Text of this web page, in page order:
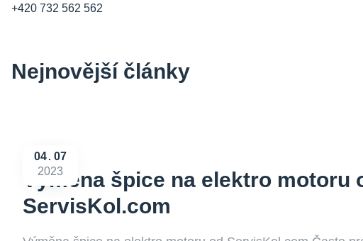
+420 732 562 562
Nejnovější články
Výměna špice na elektro motoru
ServisKol.com
04 07
2023